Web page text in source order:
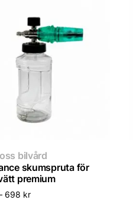
bilvård
skumspruta för
premium
698 kr